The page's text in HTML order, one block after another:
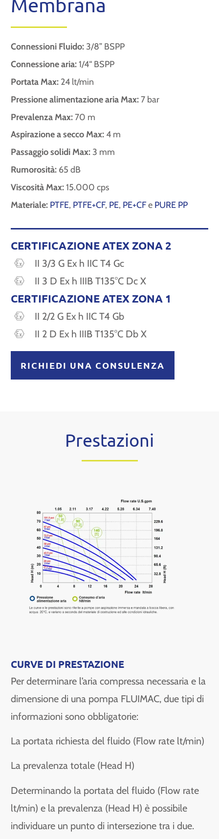
Membrana
Connessioni Fluido: 3/8” BSPP
Connessione aria:1/4“ BSPP
Portata Max: 24 lt/min
Pressione alimentazione aria Max:7 bar
Prevalenza Max:70 m
Aspirazione a secco Max:4 m
Passaggio solidi Max: 3 mm
Rumorosità: 65 dB
Viscosità Max:15.000 cps
Materiale: PTFE, PTFE+CF, PE, PE+CFe PURE PP
CERTIFICAZIONE ATEX ZONA 2
II 3/3 G Ex h IIC T4 Gc
II 3 D Ex h IIIB T135°C Dc X
CERTIFICAZIONE ATEX ZONA 1
II 2/2 G Ex h IIC T4 Gb
II 2 D Ex h IIIB T135°C Db X
RICHIEDI UNA CONSULENZA
Prestazioni
CURVE DI PRESTAZIONE
Per determinare l’aria compressa necessaria e la
dimensione di una pompa FLUIMAC, due tipi di
informazioni sono obbligatorie:
La portata richiesta del fluido (Flow rate lt/min)
La prevalenza totale (Head H)
Determinando la portata del fluido (Flow rate
lt/min) e la prevalenza (Head H) è possibile
individuare un punto di intersezione tra i due.